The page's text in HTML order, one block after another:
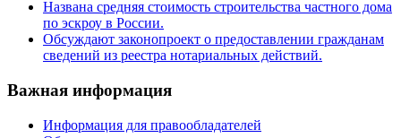
Названа средняя стоимость строительства частного дома
по эскроу в России.
Обсуждают законопроект о предоставлении гражданам
сведений из реестра нотариальных действий.
Важная информация
Информация для правообладателей